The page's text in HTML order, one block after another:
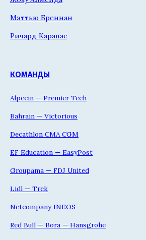
Мэттью Бреннан
Ричард Карапас
КОМАНДЫ
Alpecin — Premier Tech
Bahrain — Victorious
Decathlon CMA CGM
EF Education — EasyPost
Groupama — FDJ United
Lidl — Trek
Netcompany INEOS
Red Bull — Bora — Hansgrohe